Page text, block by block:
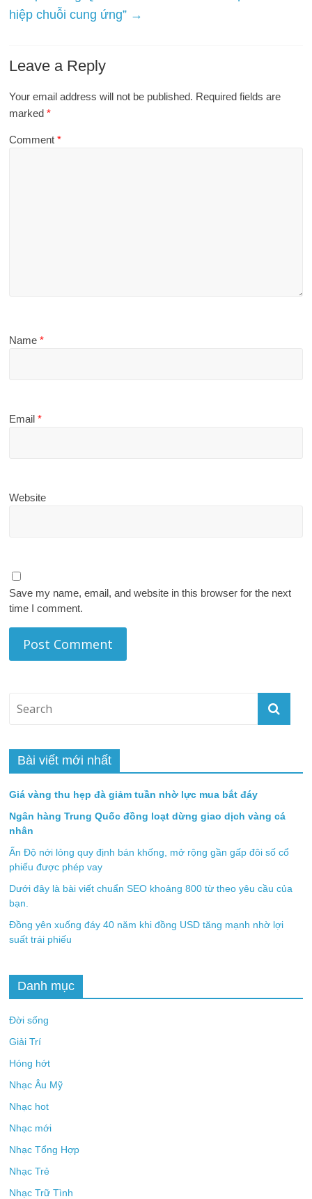
hiệp chuỗi cung ứng” →
Leave a Reply
Your email address will not be published. Required fields are
marked*
Comment*
Name*
Email*
Website
Save my name, email, and website in this browser for the next
time I comment.
Bài viết mới nhất
Giá vàng thu hẹp đà giảm tuần nhờ lực mua bắt đáy
Ngân hàng Trung Quốc đồng loạt dừng giao dịch vàng cá
nhân
Ấn Độ nới lỏng quy định bán khống, mở rộng gần gấp đôi số cổ
phiếu được phép vay
Dưới đây là bài viết chuẩn SEO khoảng 800 từ theo yêu cầu của
bạn.
Đồng yên xuống đáy 40 năm khi đồng USD tăng mạnh nhờ lợi
suất trái phiếu
Danh mục
Đời sống
Giải Trí
Hóng hớt
Nhạc Âu Mỹ
Nhạc hot
Nhạc mới
Nhạc Tổng Hợp
Nhạc Trẻ
Nhạc Trữ Tình